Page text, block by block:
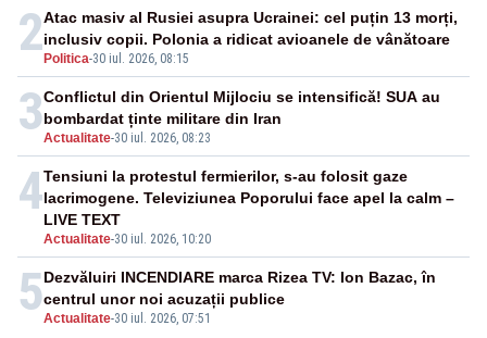
2 Politica-30 iul. 2026, 08:15
Atac masiv al Rusiei asupra Ucrainei: cel puțin 13 morți,
inclusiv copii. Polonia a ridicat avioanele de vânătoare
3Actualitate-30 iul. 2026, 08:23
Conflictul din Orientul Mijlociu se intensifică! SUA au
bombardat ținte militare din Iran
4
Actualitate-30 iul. 2026, 10:20
Tensiuni la protestul fermierilor, s-au folosit gaze
lacrimogene. Televiziunea Poporului face apel la calm –
LIVE TEXT
5Actualitate-30 iul. 2026, 07:51
Dezvăluiri INCENDIARE marca Rizea TV: Ion Bazac, în
centrul unor noi acuzații publice